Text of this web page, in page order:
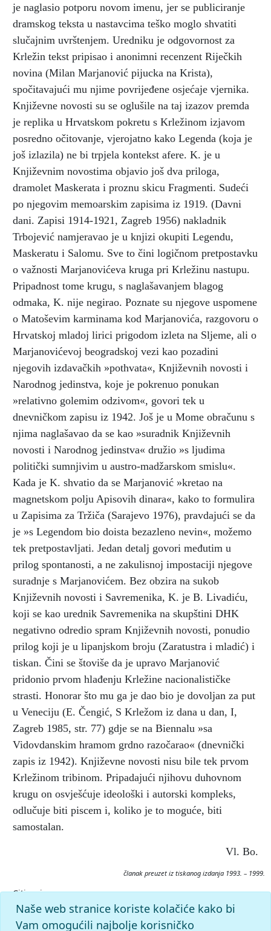
je naglasio potporu novom imenu, jer se publiciranje
dramskog teksta u nastavcima teško moglo shvatiti
slučajnim uvrštenjem. Uredniku je odgovornost za
Krležin tekst pripisao i anonimni recenzent Riječkih
novina (Milan Marjanović pijucka na Krista),
spočitavajući mu njime povrijeđene osjećaje vjernika.
Književne novosti su se oglušile na taj izazov premda
je replika u Hrvatskom pokretu s Krležinom izjavom
posredno očitovanje, vjerojatno kako Legenda (koja je
još izlazila) ne bi trpjela kontekst afere. K. je u
Književnim novostima objavio još dva priloga,
dramolet Maskerata i proznu skicu Fragmenti. Sudeći
po njegovim memoarskim zapisima iz 1919. (Davni
dani. Zapisi 1914-1921, Zagreb 1956) nakladnik
Trbojević namjeravao je u knjizi okupiti Legendu,
Maskeratu i Salomu. Sve to čini logičnom pretpostavku
o važnosti Marjanovićeva kruga pri Krležinu nastupu.
Pripadnost tome krugu, s naglašavanjem blagog
odmaka, K. nije negirao. Poznate su njegove uspomene
o Matoševim karminama kod Marjanovića, razgovoru o
Hrvatskoj mladoj lirici prigodom izleta na Sljeme, ali o
Marjanovićevoj beogradskoj vezi kao pozadini
njegovih izdavačkih »pothvata«, Književnih novosti i
Narodnog jedinstva, koje je pokrenuo ponukan
»relativno golemim odzivom«, govori tek u
dnevničkom zapisu iz 1942. Još je u Mome obračunu s
njima naglašavao da se kao »suradnik Književnih
novosti i Narodnog jedinstva« družio »s ljudima
politički sumnjivim u austro-madžarskom smislu«.
Kada je K. shvatio da se Marjanović »kretao na
magnetskom polju Apisovih dinara«, kako to formulira
u Zapisima za Tržiča (Sarajevo 1976), pravdajući se da
je »s Legendom bio doista bezazleno nevin«, možemo
tek pretpostavljati. Jedan detalj govori međutim u
prilog spontanosti, a ne zakulisnoj impostaciji njegove
suradnje s Marjanovićem. Bez obzira na sukob
Književnih novosti i Savremenika, K. je B. Livadiću,
koji se kao urednik Savremenika na skupštini DHK
negativno odredio spram Književnih novosti, ponudio
prilog koji je u lipanjskom broju (Zaratustra i mladić) i
tiskan. Čini se štoviše da je upravo Marjanović
pridonio prvom hlađenju Krležine nacionalističke
strasti. Honorar što mu ga je dao bio je dovoljan za put
u Veneciju (E. Čengić, S Krležom iz dana u dan, I,
Zagreb 1985, str. 77) gdje se na Biennalu »sa
Vidovdanskim hramom grdno razočarao« (dnevnički
zapis iz 1942). Književne novosti nisu bile tek prvom
Krležinom tribinom. Pripadajući njihovu duhovnom
krugu on osvješćuje ideološki i autorski kompleks,
odlučuje biti piscem i, koliko je to moguće, biti
samostalan.
Vl. Bo.
članak preuzet iz tiskanog izdanja 1993. – 1999.
Citiranje:
KNJIŽEVNE NOVOSTI.Krležijana (1993–99), mrežno izdanje.
Leksikografski zavod Miroslav Krleža, 2026. Pristupljeno
Naše web stranice koriste kolačiće kako bi
Vam omogućili najbolje korisničko